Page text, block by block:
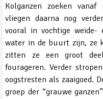
Kolganzen zoeken vanaf
vliegen daarna nog
vooral in vochtige weide-
water in de buurt zijn, ze
zitten ze een groot
fourageren. Verder
oogstresten als zaaigoed.
groep der “grauwe